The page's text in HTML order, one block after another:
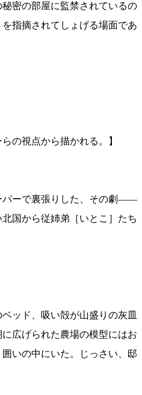
密の部屋に監禁されているの
指摘されてしょげる場面であ
の視点から描かれる。】
パーで裏張りした、その劇——
国から従姉弟［いとこ］たち
ッド、吸い殻が山盛りの灰皿
広げられた農場の模型にはお
いの中にいた。じっさい、邸